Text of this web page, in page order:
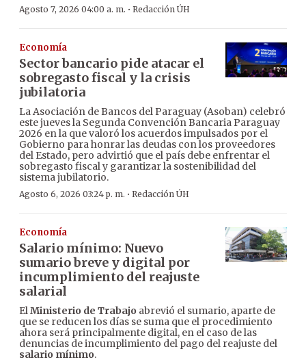
Agosto 7, 2026 04:00 a. m. · Redacción ÚH
Economía
Sector bancario pide atacar el
sobregasto fiscal y la crisis
jubilatoria
La Asociación de Bancos del Paraguay (Asoban) celebró
este jueves la Segunda Convención Bancaria Paraguay
2026 en la que valoró los acuerdos impulsados por el
Gobierno para honrar las deudas con los proveedores
del Estado, pero advirtió que el país debe enfrentar el
sobregasto fiscal y garantizar la sostenibilidad del
sistema jubilatorio.
Agosto 6, 2026 03:24 p. m. · Redacción ÚH
Economía
Salario mínimo: Nuevo
sumario breve y digital por
incumplimiento del reajuste
salarial
ElMinisterio de Trabajo abrevió el sumario, aparte de
que se reducen los días se suma que el procedimiento
ahora será principalmente digital, en el caso de las
denuncias de incumplimiento del pago del reajuste del
salario mínimo.